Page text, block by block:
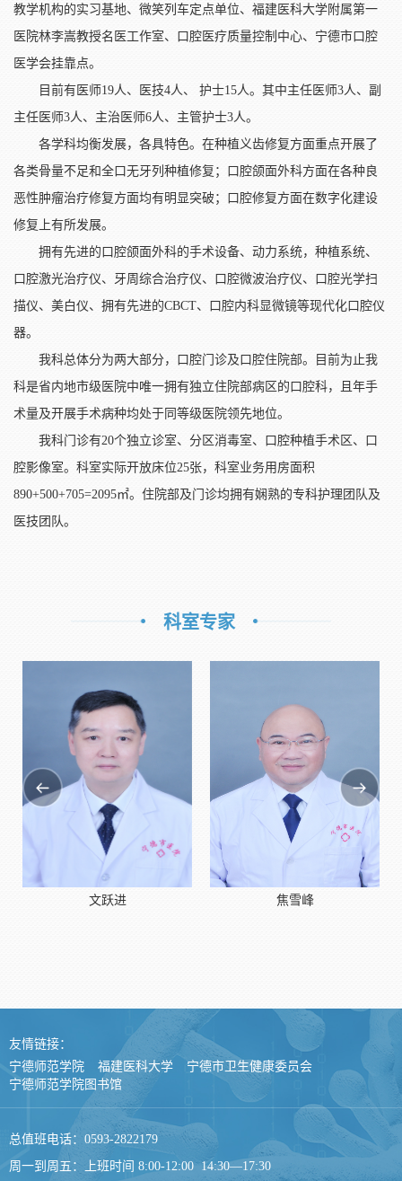
教学机构的实习基地、微笑列车定点单位、福建医科大学附属第一
医院林李嵩教授名医工作室、口腔医疗质量控制中心、宁德市口腔
医学会挂靠点。
目前有医师19人、医技4人、 护士15人。其中主任医师3人、副
主任医师3人、主治医师6人、主管护士3人。
各学科均衡发展，各具特色。在种植义齿修复方面重点开展了
各类骨量不足和全口无牙列种植修复；口腔颌面外科方面在各种良
恶性肿瘤治疗修复方面均有明显突破；口腔修复方面在数字化建设
修复上有所发展。
拥有先进的口腔颌面外科的手术设备、动力系统，种植系统、
口腔激光治疗仪、牙周综合治疗仪、口腔微波治疗仪、口腔光学扫
描仪、美白仪、拥有先进的CBCT、口腔内科显微镜等现代化口腔仪
器。
我科总体分为两大部分，口腔门诊及口腔住院部。目前为止我
科是省内地市级医院中唯一拥有独立住院部病区的口腔科，且年手
术量及开展手术病种均处于同等级医院领先地位。
我科门诊有20个独立诊室、分区消毒室、口腔种植手术区、口
腔影像室。科室实际开放床位25张，科室业务用房面积
890+500+705=2095㎡。住院部及门诊均拥有娴熟的专科护理团队及
医技团队。
科室专家
文跃进 焦雪峰
友情链接：
宁德师范学院
福建医科大学
宁德市卫生健康委员会
宁德师范学院图书馆
总值班电话：0593-2822179
周一到周五：上班时间 8:00-12:00 14:30—17:30